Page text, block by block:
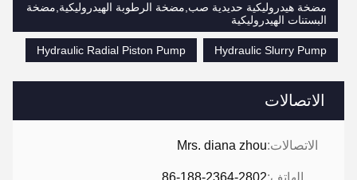
الاتصالات
الاتصالات:Mrs. diana zhou
الهاتف:86-188-2364-2802
مضخة هيدروليكية حديدية صب,مضخة الرطوبة الهيدروليكية,مضخة
البستنات الهيدروليكية
Hydraulic Slurry Pump
Hydraulic Radial Piston Pump